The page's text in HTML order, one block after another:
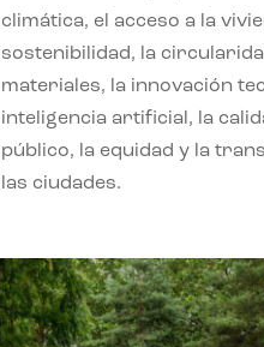
climática, el acceso a la
sostenibilidad, la
materiales, la innovación
inteligencia artificial, la
público, la equidad y la
las ciudades.